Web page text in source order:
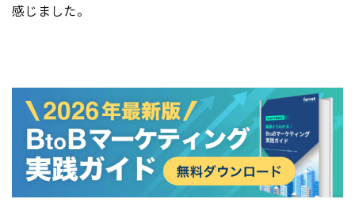
感じました。